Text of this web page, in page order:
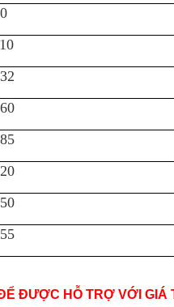
ĐƯỢC HỖ TRỢ VỚI GIÁ